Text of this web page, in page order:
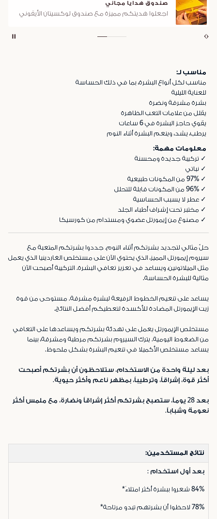
صندوق هدايا مجاني
اجعلوا هديتكم مميزة مع صندوق لوكسيتان الأيقوني
مناسب لـ:
مناسب لكل أنواع البشرة، بما في ذلك الحساسة
للعناية الليلية
بشرة مشرقة ونضرة
يقلل من علامات التعب الظاهرة
يقوي حاجز البشرة في 6 ساعات
يرطب، يشد، وينعم البشرة أثناء النوم
معلومات مهمة:
✓ تركيبة جديدة ومحسنة
✓ نباتي
✓ 97% من المكونات طبيعية
✓ 96% من المكونات قابلة للتحلل
✓ عطر لا يسبب الحساسية
✓ مختبر تحت إشراف أطباء الجلد
✓ مصنوع من إيمورتل عضوي ومستدام من كورسيكا
حلّ مثالي لتجديد بشرتكم أثناء النوم. جددوا بشرتكم المتعبة مع
سيروم إيمورتل المميز، الذي يحتوي الآن على مستخلص الغاردينيا الذي يعمل
مثل الميلاتونين، ويساعد في تعزيز تعافي البشرة. التركيبة أصبحت الآن
مثالية للبشرة الحساسة.
يساعد على تنعيم الخطوط الرفيعة لبشرة مشرقة. مستوحى من قوة
زيت الإيمورتل المضادة للأكسدة لتعطيكم أفضل النتائج.
مستخلص الإيمورتل يعمل على تهدئة بشرتكم ويساعدها على التعافي
من الضغوط اليومية. يترك السيروم بشرتكم مرطبة ومشرقة، بينما
يساعد مستخلص الأكميلا في تنعيم البشرة بشكل ملحوظ.
بعد ليلة واحدة من الاستخدام، ستلاحظون أن بشرتكم أصبحت
أكثر قوة، إشراقاً، وترطيباً، بمظهر ناعم وأكثر حيوية.
بعد 28 يوماً، ستصبح بشرتكم أكثر إشراقاً ونضارة، مع ملمس أكثر
نعومة وشباباً.
نتائج المستخدمين:
بعد أول استخدام :
84% شعروا ببشرة أكثر امتلاءً*
78% لاحظوا أن بشرتهم تبدو مرتاحة*